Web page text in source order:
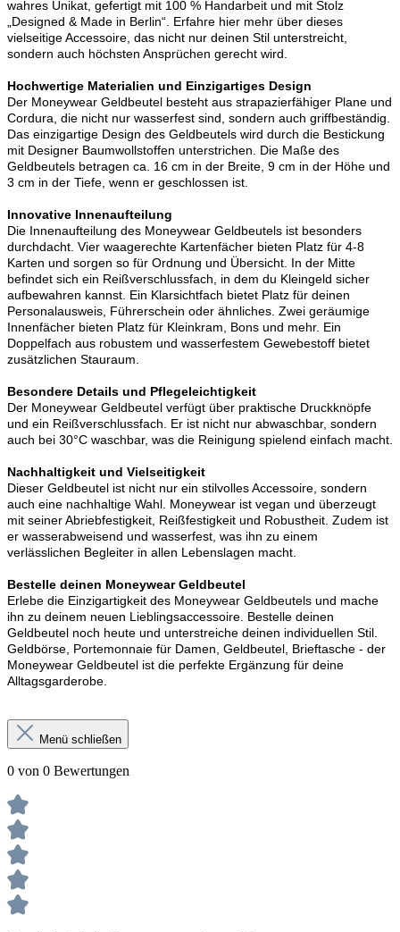
wahres Unikat, gefertigt mit 100 % Handarbeit und mit Stolz
„Designed & Made in Berlin“. Erfahre hier mehr über dieses
vielseitige Accessoire, das nicht nur deinen Stil unterstreicht,
sondern auch höchsten Ansprüchen gerecht wird.
Hochwertige Materialien und Einzigartiges Design
Der Moneywear Geldbeutel besteht aus strapazierfähiger Plane und
Cordura, die nicht nur wasserfest sind, sondern auch griffbeständig.
Das einzigartige Design des Geldbeutels wird durch die Bestickung
mit Designer Baumwollstoffen unterstrichen. Die Maße des
Geldbeutels betragen ca. 16 cm in der Breite, 9 cm in der Höhe und
3 cm in der Tiefe, wenn er geschlossen ist.
Innovative Innenaufteilung
Die Innenaufteilung des Moneywear Geldbeutels ist besonders
durchdacht. Vier waagerechte Kartenfächer bieten Platz für 4-8
Karten und sorgen so für Ordnung und Übersicht. In der Mitte
befindet sich ein Reißverschlussfach, in dem du Kleingeld sicher
aufbewahren kannst. Ein Klarsichtfach bietet Platz für deinen
Personalausweis, Führerschein oder ähnliches. Zwei geräumige
Innenfächer bieten Platz für Kleinkram, Bons und mehr. Ein
Doppelfach aus robustem und wasserfestem Gewebestoff bietet
zusätzlichen Stauraum.
Besondere Details und Pflegeleichtigkeit
Der Moneywear Geldbeutel verfügt über praktische Druckknöpfe
und ein Reißverschlussfach. Er ist nicht nur abwaschbar, sondern
auch bei 30°C waschbar, was die Reinigung spielend einfach macht.
Nachhaltigkeit und Vielseitigkeit
Dieser Geldbeutel ist nicht nur ein stilvolles Accessoire, sondern
auch eine nachhaltige Wahl. Moneywear ist vegan und überzeugt
mit seiner Abriebfestigkeit, Reißfestigkeit und Robustheit. Zudem ist
er wasserabweisend und wasserfest, was ihn zu einem
verlässlichen Begleiter in allen Lebenslagen macht.
Bestelle deinen Moneywear Geldbeutel
Erlebe die Einzigartigkeit des Moneywear Geldbeutels und mache
ihn zu deinem neuen Lieblingsaccessoire. Bestelle deinen
Geldbeutel noch heute und unterstreiche deinen individuellen Stil.
Geldbörse, Portemonnaie für Damen, Geldbeutel, Brieftasche - der
Moneywear Geldbeutel ist die perfekte Ergänzung für deine
Alltagsgarderobe.
Menü schließen
0 von 0 Bewertungen